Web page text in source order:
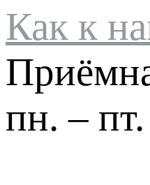
Как к
пн. – пт.